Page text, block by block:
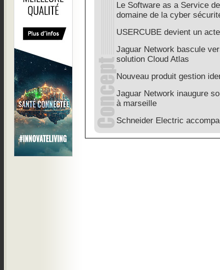
Le Software as a Service
domaine de la cyber
USERCUBE devient un
Jaguar Network bascule
solution Cloud Atlas
Nouveau produit gestion
Jaguar Network inaugure
à marseille
Schneider Electric